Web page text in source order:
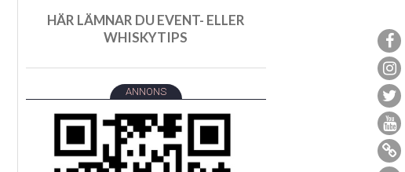
HÄR LÄMNAR DU EVENT- ELLER
WHISKYTIPS
ANNONS